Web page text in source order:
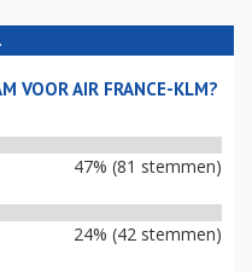
VOOR AIR FRANCE-KLM?
47% (81 stemmen)
24% (42 stemmen)